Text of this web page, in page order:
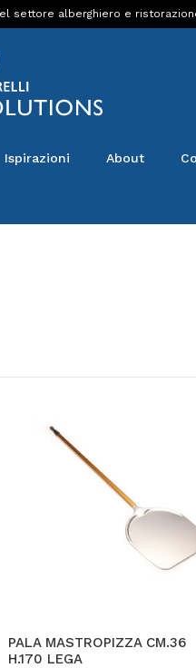
settore alberghiero e
Ispirazioni About
PALA MASTROPIZZA CM.36
H.170 LEGA